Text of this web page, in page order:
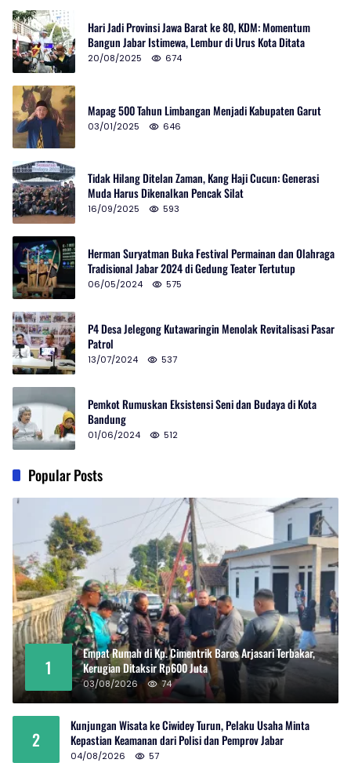
Hari Jadi Provinsi Jawa Barat ke 80, KDM: Momentum
Bangun Jabar Istimewa, Lembur di Urus Kota Ditata
20/08/2025 674
Mapag 500 Tahun Limbangan Menjadi Kabupaten Garut
03/01/2025 646
Tidak Hilang Ditelan Zaman, Kang Haji Cucun: Generasi
Muda Harus Dikenalkan Pencak Silat
16/09/2025 593
Herman Suryatman Buka Festival Permainan dan Olahraga
Tradisional Jabar 2024 di Gedung Teater Tertutup
06/05/2024 575
P4 Desa Jelegong Kutawaringin Menolak Revitalisasi Pasar
Patrol
13/07/2024 537
Pemkot Rumuskan Eksistensi Seni dan Budaya di Kota
Bandung
01/06/2024 512
Popular Posts
1
Empat Rumah di Kp. Cimentrik Baros Arjasari Terbakar,
Kerugian Ditaksir Rp600 Juta
03/08/2026 74
2
Kunjungan Wisata ke Ciwidey Turun, Pelaku Usaha Minta
Kepastian Keamanan dari Polisi dan Pemprov Jabar
04/08/2026 57